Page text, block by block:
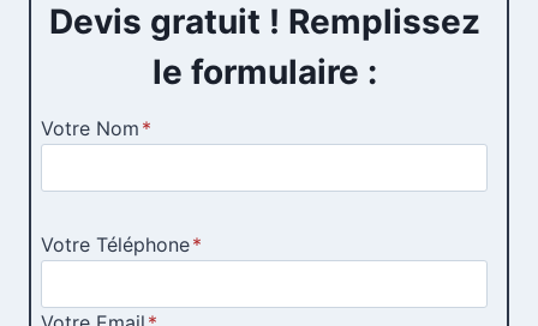
Devis gratuit ! Remplissez
le formulaire :
Votre Nom *
Votre Téléphone*